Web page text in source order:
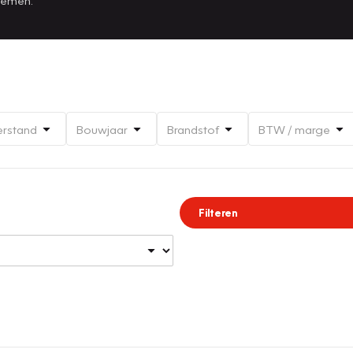
Bouwjaar Brandstof BTW / marge
Filteren